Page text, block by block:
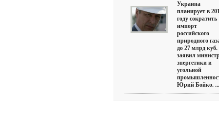
Украина
планирует в
году сократить
импорт
российского
природного
до 27 млрд
заявил
энергетики и
угольной
Юрий Бойко. ...